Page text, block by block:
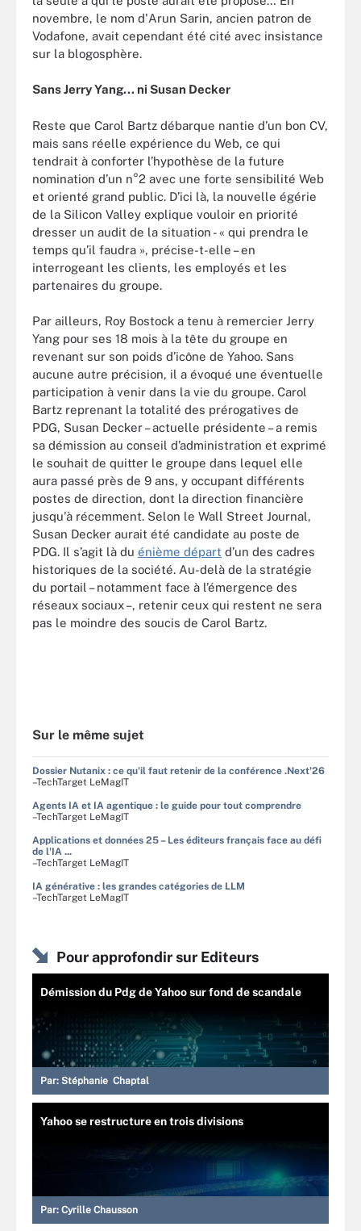
novembre, le nom d'Arun Sarin, ancien patron de
Vodafone, avait cependant été cité avec insistance
sur la blogosphère.
Sans Jerry Yang... ni Susan Decker
Reste que Carol Bartz débarque nantie d’un bon CV,
mais sans réelle expérience du Web, ce qui
tendrait à conforter l’hypothèse de la future
nomination d’un n°2 avec une forte sensibilité Web
et orienté grand public. D’ici là, la nouvelle égérie
de la Silicon Valley explique vouloir en priorité
dresser un audit de la situation - « qui prendra le
temps qu’il faudra », précise-t-elle – en
interrogeant les clients, les employés et les
partenaires du groupe.
Par ailleurs, Roy Bostock a tenu à remercier Jerry
Yang pour ses 18 mois à la tête du groupe en
revenant sur son poids d’icône de Yahoo. Sans
aucune autre précision, il a évoqué une éventuelle
participation à venir dans la vie du groupe. Carol
Bartz reprenant la totalité des prérogatives de
PDG, Susan Decker – actuelle présidente – a remis
sa démission au conseil d’administration et exprimé
le souhait de quitter le groupe dans lequel elle
aura passé près de 9 ans, y occupant différents
postes de direction, dont la direction financière
jusqu'à récemment. Selon le Wall Street Journal,
Susan Decker aurait été candidate au poste de
PDG. Il s’agit là du énième départ d’un des cadres
historiques de la société. Au-delà de la stratégie
du portail – notamment face à l’émergence des
réseaux sociaux –, retenir ceux qui restent ne sera
pas le moindre des soucis de Carol Bartz.
Sur le même sujet
Dossier Nutanix : ce qu'il faut retenir de la conférence .Next'26
–TechTarget LeMagIT
Agents IA et IA agentique : le guide pour tout comprendre
–TechTarget LeMagIT
Applications et données 25 – Les éditeurs français face au défi
de l'IA ...
–TechTarget LeMagIT
IA générative : les grandes catégories de LLM
–TechTarget LeMagIT
Pour approfondir sur Editeurs
Démission du Pdg de Yahoo sur fond de scandale
Par: Stéphanie Chaptal
Yahoo se restructure en trois divisions
Par: Cyrille Chausson